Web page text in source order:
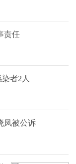
责任
者2人
凤被公诉